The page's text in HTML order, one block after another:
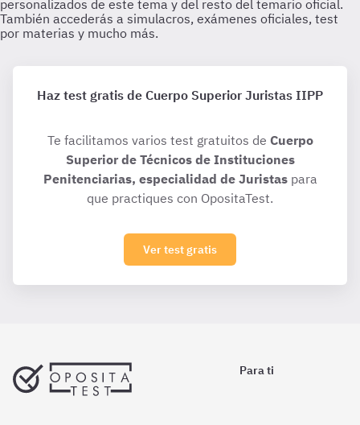
Haz test gratis de Cuerpo Superior Juristas IIPP
Te facilitamos varios test gratuitos de Cuerpo
Superior de Técnicos de Instituciones
Penitenciarias, especialidad de Juristaspara
que practiques con OpositaTest.
Ver test gratis
Para ti